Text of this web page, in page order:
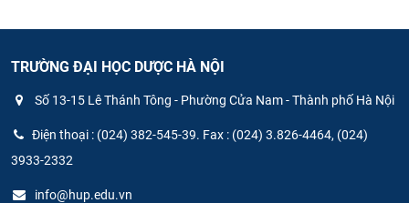
TRƯỜNG ĐẠI HỌC DƯỢC HÀ NỘI
Số 13-15 Lê Thánh Tông - Phường Cửa Nam - Thành phố Hà Nội
Điện thoại : (024) 382-545-39. Fax : (024) 3.826-4464, (024)
3933-2332
info@hup.edu.vn